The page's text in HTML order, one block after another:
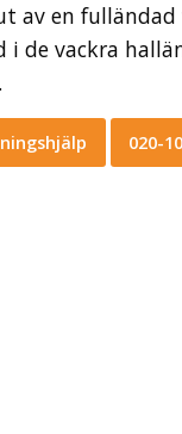
av en
i de vackra
020-